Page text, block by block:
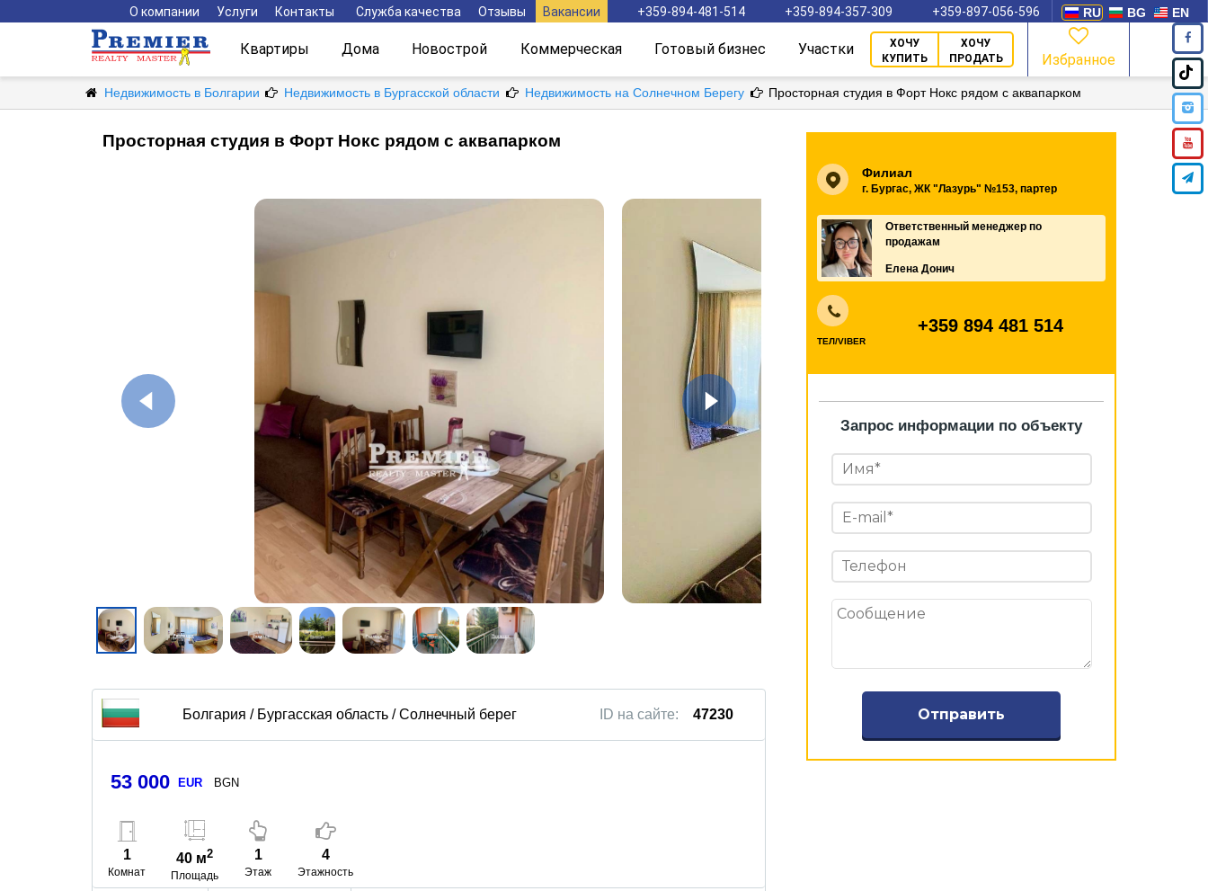
RU BG EN
О компании Услуги Контакты Служба качества Отзывы Вакансии +359-894-481-514 +359-894-357-309 +359-897-056-596
Квартиры Дома Новострой Коммерческая Готовый бизнес Участки
ХОЧУ
КУПИТЬ
ХОЧУ
ПРОДАТЬ
Избранное
Недвижимость в Болгарии Недвижимость в Бургасской области Недвижимость на Солнечном Берегу Просторная студия в Форт Нокс рядом с аквапарком
Просторная студия в Форт Нокс рядом с аквапарком
Болгария / Бургасская область / Солнечный берег 47230
ID на сайте:
53 000 EUR BGN
1
Комнат
40 м2
Площадь
1
Этаж
4
Этажность
Филиал
г. Бургас, ЖК "Лазурь" №153, партер
Ответственный менеджер по
продажам
Елена Донич
ТЕЛ/VIBER
+359 894 481 514
Запрос информации по объекту